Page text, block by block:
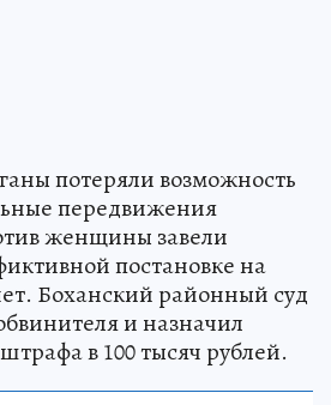
потеряли возможность
передвижения
женщины завели
постановке на
Боханский районный суд
и назначил
в 100 тысяч рублей.